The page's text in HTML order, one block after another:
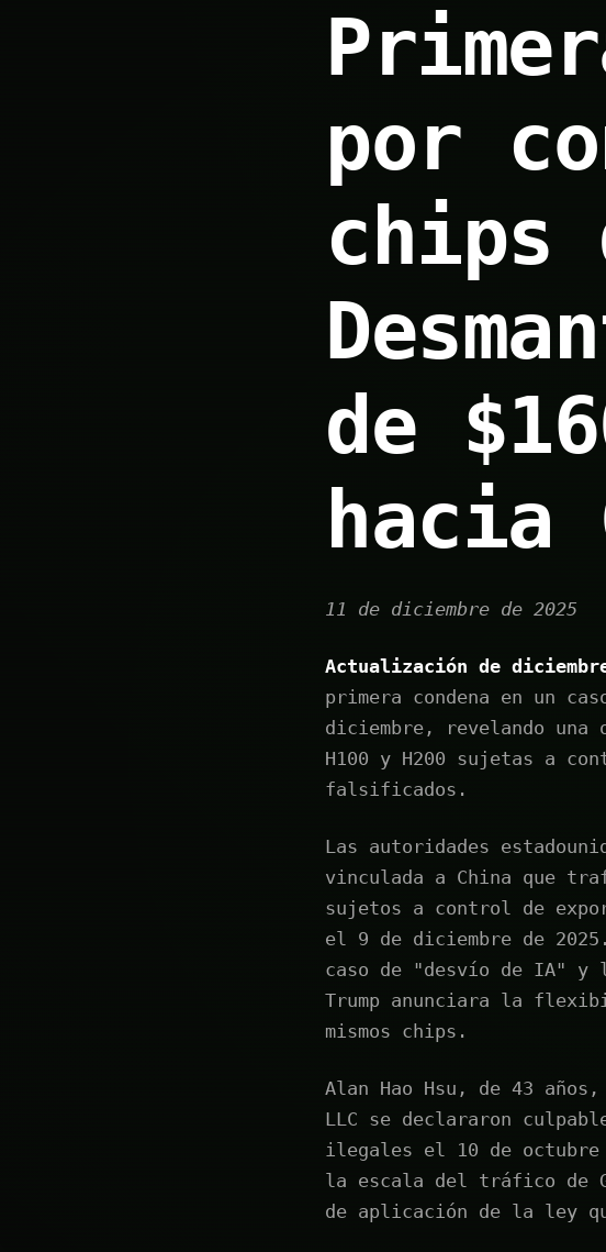
por
chips
de
hacia
11 de diciembre de 2025
Actualización de
primera condena en un
diciembre, revelando una
H100 y H200 sujetas a
falsificados.
Las autoridades
vinculada a China que
sujetos a control de
el 9 de diciembre de 2025.
caso de "desvío de IA" y
Trump anunciara la
mismos chips.
Alan Hao Hsu, de 43
LLC se declararon
ilegales el 10 de octubre
la escala del tráfico de
de aplicación de la ley